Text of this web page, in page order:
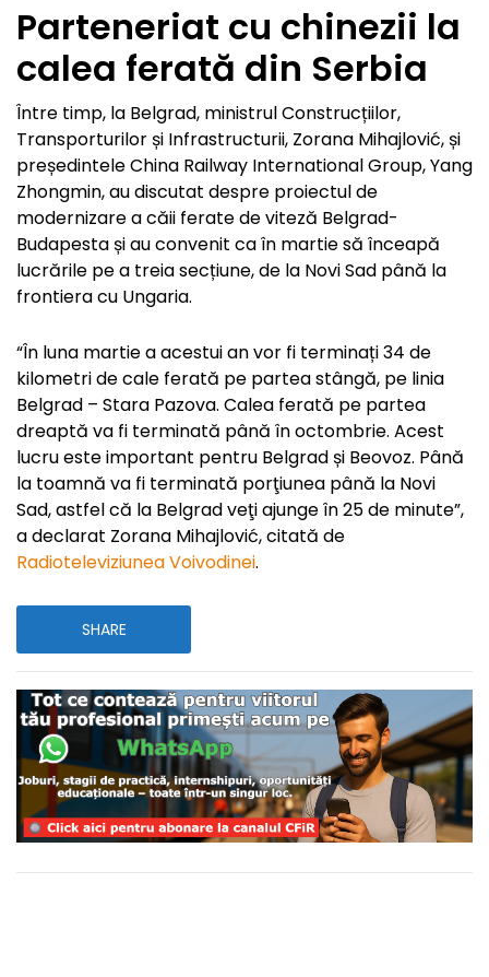
Parteneriat cu chinezii la
calea ferată din Serbia
Între timp, la Belgrad, ministrul Construcțiilor,
Transporturilor și Infrastructurii, Zorana Mihajlović, și
președintele China Railway International Group, Yang
Zhongmin, au discutat despre proiectul de
modernizare a căii ferate de viteză Belgrad-
Budapesta și au convenit ca în martie să înceapă
lucrările pe a treia secțiune, de la Novi Sad până la
frontiera cu Ungaria.
“În luna martie a acestui an vor fi terminați 34 de
kilometri de cale ferată pe partea stângă, pe linia
Belgrad – Stara Pazova. Calea ferată pe partea
dreaptă va fi terminată până în octombrie. Acest
lucru este important pentru Belgrad și Beovoz. Până
la toamnă va fi terminată porţiunea până la Novi
Sad, astfel că la Belgrad veţi ajunge în 25 de minute”,
a declarat Zorana Mihajlović, citată de
Radioteleviziunea Voivodinei.
SHARE